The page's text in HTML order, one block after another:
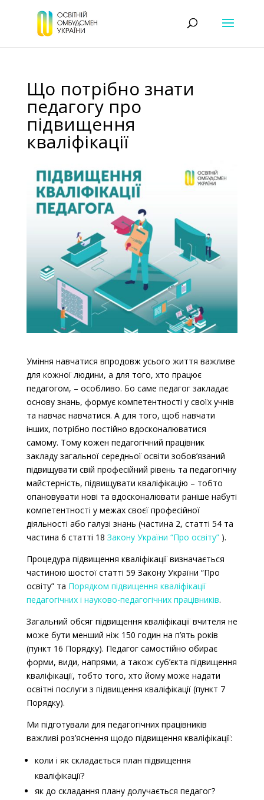
Що потрібно знати
педагогу про
підвищення
кваліфікації
Уміння навчатися впродовж усього життя важливе
для кожної людини, а для того, хто працює
педагогом, – особливо. Бо саме педагог закладає
основу знань, формує компетентності у своїх учнів
та навчає навчатися. А для того, щоб навчати
інших, потрібно постійно вдосконалюватися
самому. Тому кожен педагогічний працівник
закладу загальної середньої освіти зобов’язаний
підвищувати свій професійний рівень та педагогічну
майстерність, підвищувати кваліфікацію – тобто
опановувати нові та вдосконалювати раніше набуті
компетентності у межах своєї професійної
діяльності або галузі знань (частина 2, статті 54 та
частина 6 статті 18 Закону України “Про освіту” ).
Процедура підвищення кваліфікації визначається
частиною шостої статті 59 Закону України “Про
освіту” та Порядком підвищення кваліфікації
педагогічних і науково-педагогічних працівників.
Загальний обсяг підвищення кваліфікації вчителя не
може бути менший ніж 150 годин на п’ять років
(пункт 16 Порядку). Педагог самостійно обирає
форми, види, напрями, а також суб’єкта підвищення
кваліфікації, тобто того, хто йому може надати
освітні послуги з підвищення кваліфікації (пункт 7
Порядку).
Ми підготували для педагогічних працівників
важливі роз’яснення щодо підвищення кваліфікації:
коли і як складається план підвищення
кваліфікації?
як до складання плану долучається педагог?